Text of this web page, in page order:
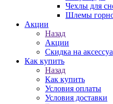
Чехлы для
Шлемы
Акции
Назад
Акции
Скидка на
Как купить
Назад
Как купить
Условия оплаты
Условия доставки